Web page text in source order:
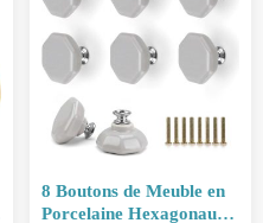
8 Boutons de Meuble en
Porcelaine Hexagonaux